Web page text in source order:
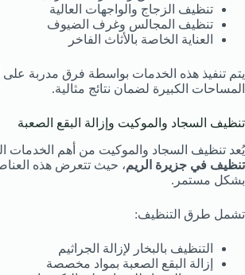
تنظيف الزجاج والواجهات العالية
تنظيف المجالس وغرف الضيوف
العناية الخاصة بالأثاث الفاخر
يتم تنفيذ هذه الخدمات بواسطة فرق مدربة على
المساحات الكبيرة لضمان نتائج مثالية.
تنظيف السجاد والموكيت وإزالة البقع الصعبة
يُعد تنظيف السجاد والموكيت من أهم الخدمات
تنظيف في جزيرة الريم، حيث تتعرض هذه
بشكل مستمر.
تشمل طرق التنظيف:
التنظيف بالبخار لإزالة الجراثيم
إزالة البقع الصعبة بمواد مخصصة